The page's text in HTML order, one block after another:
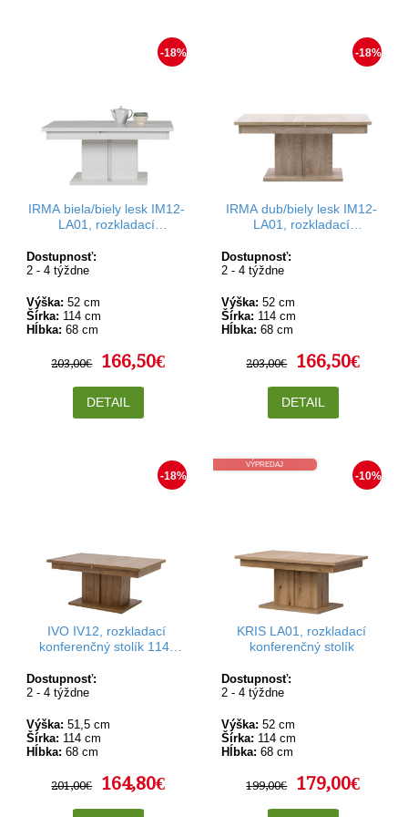
-18%
IRMA biela/biely lesk IM12-
LA01, rozkladací
Dostupnosť:
2 - 4 týždne
Výška: 52 cm
Šírka: 114 cm
Hĺbka: 68 cm
203,00€ 166,50€
DETAIL
-18%
IRMA dub/biely lesk IM12-
LA01, rozkladací
Dostupnosť:
2 - 4 týždne
Výška: 52 cm
Šírka: 114 cm
Hĺbka: 68 cm
203,00€ 166,50€
DETAIL
-18%
IVO IV12, rozkladací
konferenčný stolík 114-
Dostupnosť:
2 - 4 týždne
Výška: 51,5 cm
Šírka: 114 cm
Hĺbka: 68 cm
201,00€ 164,80€
VÝPREDAJ
-10%
KRIS LA01, rozkladací
konferenčný stolík
Dostupnosť:
2 - 4 týždne
Výška: 52 cm
Šírka: 114 cm
Hĺbka: 68 cm
199,00€ 179,00€